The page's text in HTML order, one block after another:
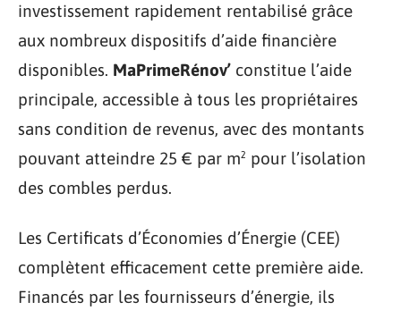
investissement rapidement rentabilisé grâce
aux nombreux dispositifs d’aide financière
disponibles. MaPrimeRénov’ constitue l’aide
principale, accessible à tous les propriétaires
sans condition de revenus, avec des montants
pouvant atteindre 25 € par m² pour l’isolation
des combles perdus.
Les Certificats d’Économies d’Énergie (CEE)
complètent efficacement cette première aide.
Financés par les fournisseurs d’énergie, ils